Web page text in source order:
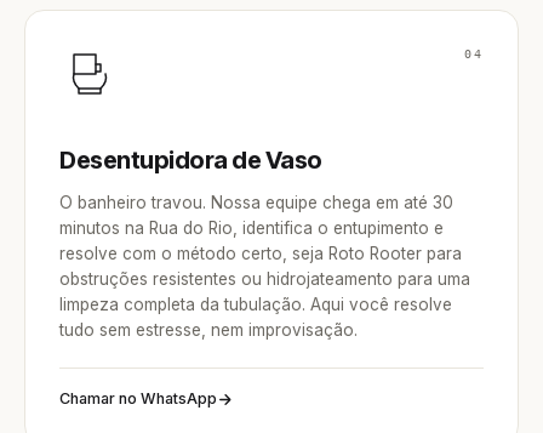
04
Desentupidora de Vaso
O banheiro travou. Nossa equipe chega em até 30
minutos na Rua do Rio, identifica o entupimento e
resolve com o método certo, seja Roto Rooter para
obstruções resistentes ou hidrojateamento para uma
limpeza completa da tubulação. Aqui você resolve
tudo sem estresse, nem improvisação.
Chamar no WhatsApp